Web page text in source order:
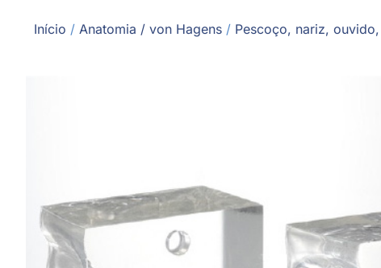
Início / Anatomia / von Hagens / Pescoço, nariz,